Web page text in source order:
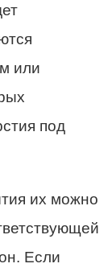
или
под
их можно
Если